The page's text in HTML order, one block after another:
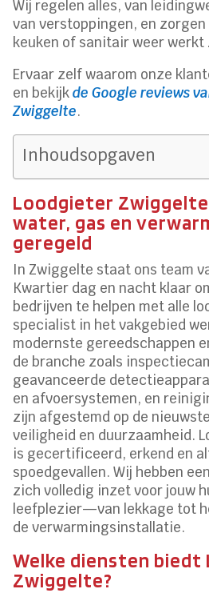
Wij regelen alles, van
van verstoppingen, en
keuken of sanitair weer werkt
Ervaar zelf waarom onze
en bekijkde Google reviews
Zwiggelte.
Inhoudsopgaven
Loodgieter
water, gas en
geregeld
In Zwiggelte staat ons team
Kwartier dag en nacht klaar
bedrijven te helpen met alle
specialist in het vakgebied
modernste gereedschappen
de branche zoals
geavanceerde
en afvoersystemen, en
zijn afgestemd op de
veiligheid en duurzaamheid.
is gecertificeerd, erkend en
spoedgevallen. Wij hebben
zich volledig inzet voor jouw
leefplezier—van lekkage tot
de verwarmingsinstallatie.
Welke diensten
Zwiggelte?